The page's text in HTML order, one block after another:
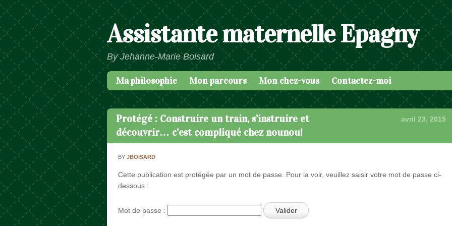
Assistante maternelle Epagny
By Jehanne-Marie Boisard
Menu
Passer au contenu
Ma philosophie Mon parcours Mon chez-vous Contactez-moi
Protégé : Construire un train, s’instruire et
découvrir… c’est compliqué chez nounou!
avril 23, 2015
BYJBOISARD
Cette publication est protégée par un mot de passe. Pour la voir, veuillez saisir votre mot de passe ci-
dessous :
Mot de passe :